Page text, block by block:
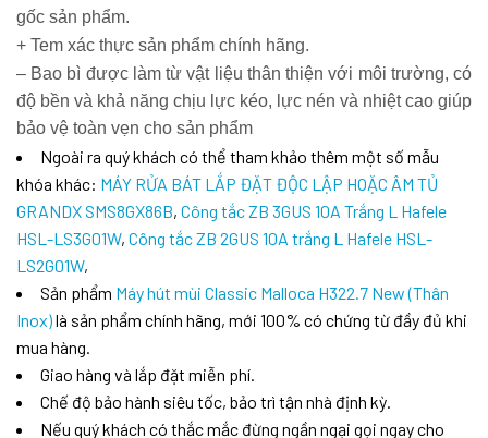
gốc sản phẩm.
+ Tem xác thực sản phẩm chính hãng.
– Bao bì được làm từ vật liệu thân thiện với môi trường, có
độ bền và khả năng chịu lực kéo, lực nén và nhiệt cao giúp
bảo vệ toàn vẹn cho sản phẩm
Ngoài ra quý khách có thể tham khảo thêm một số mẫu
khóa khác: MÁY RỬA BÁT LẮP ĐẶT ĐỘC LẬP HOẶC ÂM TỦ
GRANDX SMS8GX86B, Công tắc ZB 3GUS 10A Trắng L Hafele
HSL-LS3G01W, Công tắc ZB 2GUS 10A trắng L Hafele HSL-
LS2G01W,
Sản phẩm Máy hút mùi Classic Malloca H322.7 New (Thân
Inox)là sản phẩm chính hãng, mới 100% có chứng từ đầy đủ khi
mua hàng.
Giao hàng và lắp đặt miễn phí.
Chế độ bảo hành siêu tốc, bảo trì tận nhà định kỳ.
Nếu quý khách có thắc mắc đừng ngần ngại gọi ngay cho